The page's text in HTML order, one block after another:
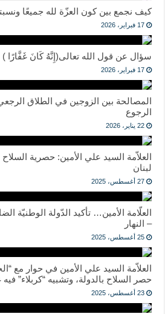
كيف نجمع بين كون العزّة لله جميعًا
17 فبراير، 2026
سؤال عن قول الله تعالى(إِنَّهُ كَانَ غَفَّارًا
17 فبراير، 2026
المصالحة بين الزوجين في الطلاق
الرجوع
22 يناير، 2026
العلاّمة السيد علي الأمين: حصرية
لبنان
27 أغسطس، 2025
العلّامة الأمين… تأكيد الدّولة
– النهار
25 أغسطس، 2025
العلاّمة السيد علي الأمين في حوار مع
حصر السلاح بالدولة، وتشبيه “كربلاء” فيه
23 أغسطس، 2025